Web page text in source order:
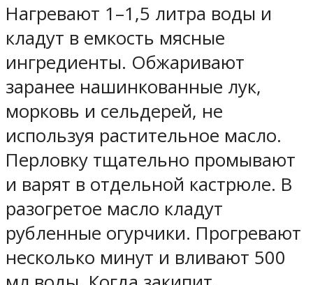
Нагревают 1–1,5 литра воды и
кладут в емкость мясные
ингредиенты. Обжаривают
заранее нашинкованные лук,
морковь и сельдерей, не
используя растительное масло.
Перловку тщательно промывают
и варят в отдельной кастрюле. В
разогретое масло кладут
рубленные огурчики. Прогревают
несколько минут и вливают 500